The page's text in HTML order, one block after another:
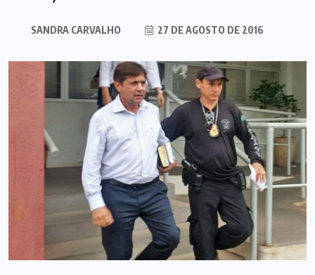
SANDRA CARVALHO 27 DE AGOSTO DE 2016